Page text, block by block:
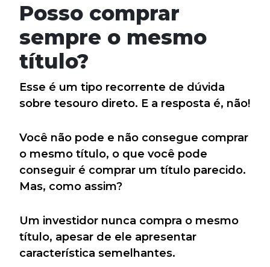
Posso comprar
sempre o mesmo
título?
Esse é um tipo recorrente de dúvida
sobre tesouro direto. E a resposta é, não!
Você não pode e não consegue comprar
o mesmo título, o que você pode
conseguir é comprar um título parecido.
Mas, como assim?
Um investidor nunca compra o mesmo
título, apesar de ele apresentar
característica semelhantes.